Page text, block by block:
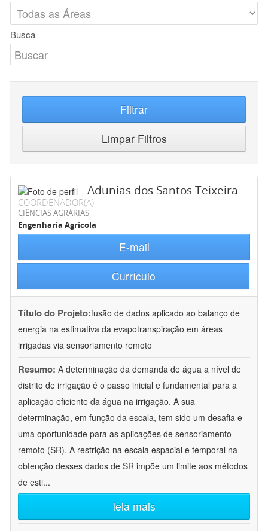
Busca
Filtrar
Limpar Filtros
Adunias dos Santos Teixeira
COORDENADOR(A)
CIÊNCIAS AGRÁRIAS
Engenharia Agrícola
E-mail
Currículo
Título do Projeto:fusão de dados aplicado ao balanço de
energia na estimativa da evapotranspiração em áreas
irrigadas via sensoriamento remoto
Resumo: A determinação da demanda de água a nível de
distrito de irrigação é o passo inicial e fundamental para a
aplicação eficiente da água na irrigação. A sua
determinação, em função da escala, tem sido um desafia e
uma oportunidade para as aplicações de sensoriamento
remoto (SR). A restrição na escala espacial e temporal na
obtenção desses dados de SR impõe um limite aos métodos
de esti...
leia mais